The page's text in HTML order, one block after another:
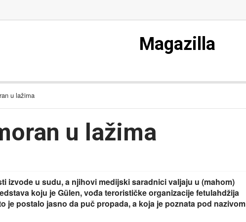
Magazilla
u lažima
u lažima
izvode u sudu, a njihovi medijski saradnici valjaju u (mahom)
koju je Gülen, vođa terorističke organizacije fetulahdžija
je postalo jasno da puč propada, a koja je poznata pod nazivom